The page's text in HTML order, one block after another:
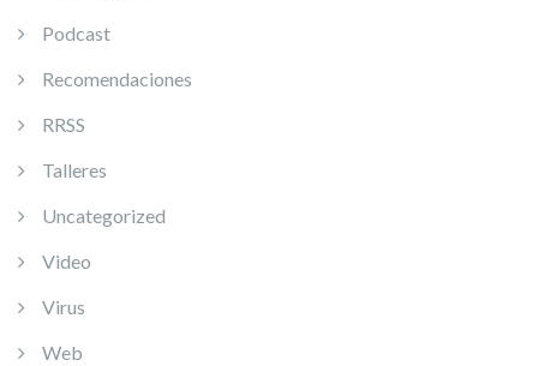
Podcast
Recomendaciones
RRSS
Talleres
Uncategorized
Video
Virus
Web